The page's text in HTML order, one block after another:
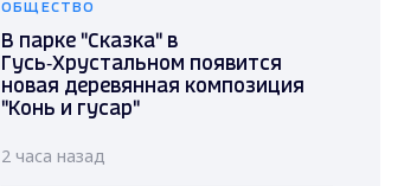
ОБЩЕСТВО
В парке "Сказка" в
Гусь‑Хрустальном появится
новая деревянная композиция
"Конь и гусар"
2 часа назад